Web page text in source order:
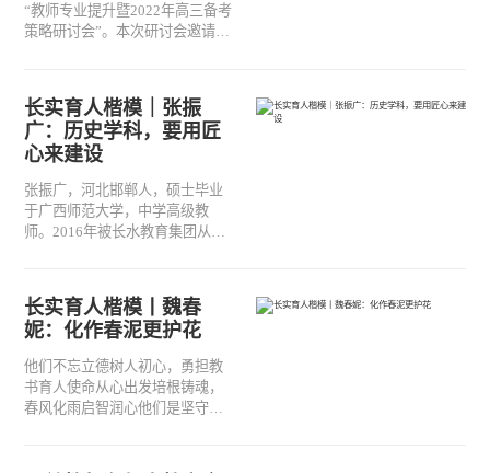
“教师专业提升暨2022年高三备考
策略研讨会”。本次研讨会邀请到
量分析和高三数学、物理、地理
三个科目二轮复习备考难点展开
研讨，为长水教师在高考二轮备
考中遇到的难题进行“把脉问诊”，
蓄能。
长实育人楷模｜张振
广：历史学科，要用匠
心来建设
张振广，河北邯郸人，硕士毕业
于广西师范大学，中学高级教
师。2016年被长水教育集团从河
郸市高考突出贡献奖、邯郸市优
秀教科研骨干教师、邯郸市命题
工作先进个人、长水教育集团名
师、集团优秀中心主任，主持市
级课题两项，参与河北省、云南
省省级课题，获得河北省优秀教
育科研、教学实验成果与云南省
长实育人楷模丨魏春
妮：化作春泥更护花
他们不忘立德树人初心，勇担教
书育人使命从心出发培根铸魂，
春风化雨启智润心他们是坚守长